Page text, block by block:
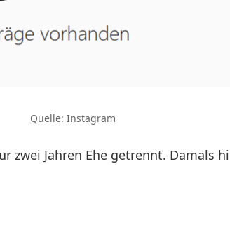
Quelle: Instagram
zwei Jahren Ehe getrennt. Damals